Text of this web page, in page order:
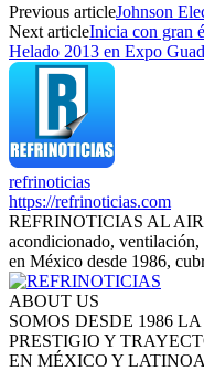
Previous articleJohnson
Next articleInicia con gran
Helado 2013 en Expo
refrinoticias
https://refrinoticias.com
REFRINOTICIAS AL
acondicionado,
en México desde 1986,
ABOUT US
SOMOS DESDE 1986
PRESTIGIO Y
EN MÉXICO Y